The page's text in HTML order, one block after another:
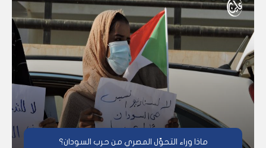
ماذا وراء التحوَّل المصري من حرب السودان؟